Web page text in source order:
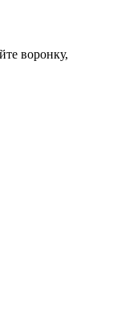
воронку,